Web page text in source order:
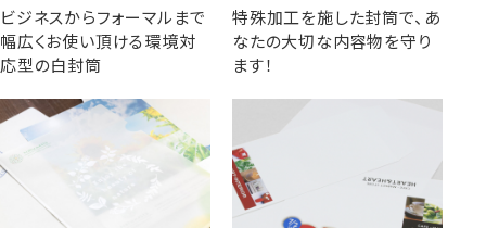
ビジネスからフォーマルまで
幅広くお使い頂ける環境対
応型の白封筒
特殊加工を施した封筒で、あ
なたの大切な内容物を守り
ます！